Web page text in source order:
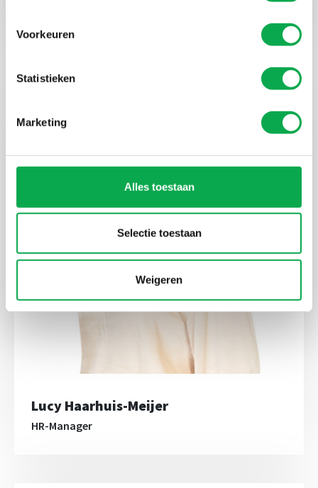
Voorkeuren
Statistieken
Marketing
Alles toestaan
Selectie toestaan
Weigeren
Coördinator Expeditie
Lucy Haarhuis-Meijer
HR-Manager